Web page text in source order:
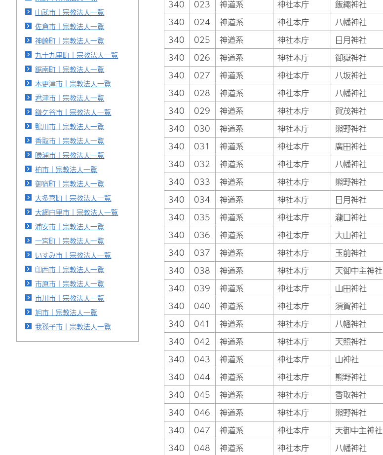
山武市｜宗教法人一覧
佐倉市｜宗教法人一覧
神崎町｜宗教法人一覧
九十九里町｜宗教法人一覧
鋸南町｜宗教法人一覧
木更津市｜宗教法人一覧
君津市｜宗教法人一覧
鎌ケ谷市｜宗教法人一覧
鴨川市｜宗教法人一覧
香取市｜宗教法人一覧
勝浦市｜宗教法人一覧
柏市｜宗教法人一覧
御宿町｜宗教法人一覧
大多喜町｜宗教法人一覧
大網白里市｜宗教法人一覧
浦安市｜宗教法人一覧
一宮町｜宗教法人一覧
いすみ市｜宗教法人一覧
印西市｜宗教法人一覧
市原市｜宗教法人一覧
市川市｜宗教法人一覧
旭市｜宗教法人一覧
我孫子市｜宗教法人一覧
340
023 神道系 神社本庁 飯繩神社
340
024 神道系 神社本庁 八幡神社
340
025 神道系 神社本庁 日月神社
340
026 神道系 神社本庁 御嶽神社
340
027 神道系 神社本庁 八坂神社
340
028 神道系 神社本庁 八幡神社
340
029 神道系 神社本庁 賀茂神社
340
030 神道系 神社本庁 熊野神社
340
031 神道系 神社本庁 廣田神社
340
032 神道系 神社本庁 八幡神社
340
033 神道系 神社本庁 熊野神社
340
034 神道系 神社本庁 日月神社
340
035 神道系 神社本庁 瀧口神社
340
036 神道系 神社本庁 大山神社
340
037 神道系 神社本庁 玉前神社
340
038 神道系 神社本庁 天御中主神社
340
039 神道系 神社本庁 山田神社
340
040 神道系 神社本庁 須賀神社
340
041 神道系 神社本庁 八幡神社
340
042 神道系 神社本庁 天照神社
340
043 神道系 神社本庁 山神社
340
044 神道系 神社本庁 熊野神社
340
045 神道系 神社本庁 香取神社
340
046 神道系 神社本庁 熊野神社
340
047 神道系 神社本庁 天御中主神社
340
048 神道系 神社本庁 八幡神社